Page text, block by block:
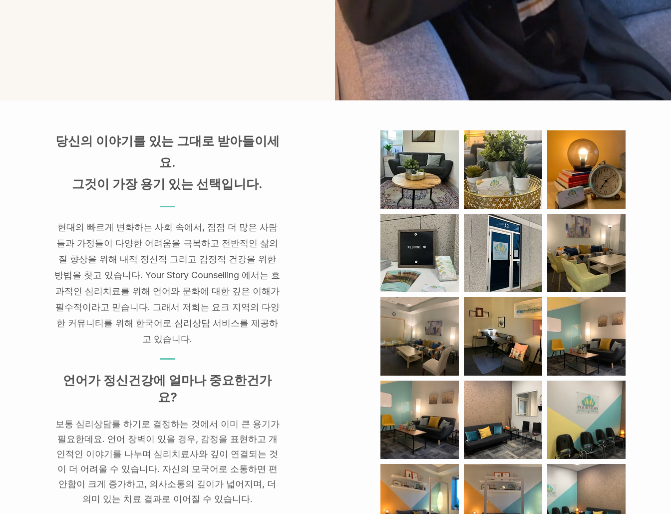
당신의 이야기를 있는 그대로 받아들이세
요.
그것이 가장 용기 있는 선택입니다.
현대의 빠르게 변화하는 사회 속에서, 점점 더 많은 사람
들과 가정들이 다양한 어려움을 극복하고 전반적인 삶의
질 향상을 위해 내적 정신적 그리고 감정적 건강을 위한
방법을 찾고 있습니다. Your Story Counselling 에서는 효
과적인 심리치료를 위해 언어와 문화에 대한 깊은 이해가
필수적이라고 믿습니다. 그래서 저희는 요크 지역의 다양
한 커뮤니티를 위해 한국어로 심리상담 서비스를 제공하
고 있습니다.
언어가 정신건강에 얼마나 중요한건가
요?
보통 심리상담를 하기로 결정하는 것에서 이미 큰 용기가
필요한데요. 언어 장벽이 있을 경우, 감정을 표현하고 개
인적인 이야기를 나누며 심리치료사와 깊이 연결되는 것
이 더 어려울 수 있습니다. 자신의 모국어로 소통하면 편
안함이 크게 증가하고, 의사소통의 깊이가 넓어지며, 더
의미 있는 치료 결과로 이어질 수 있습니다.